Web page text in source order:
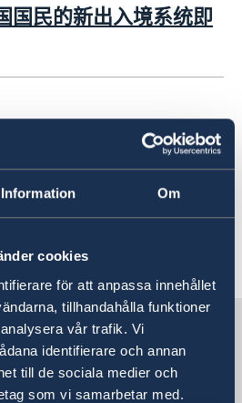
Information Om
cookies
för att anpassa innehållet
tillhandahålla funktioner
vår trafik. Vi
identifierare och annan
till de sociala medier och
som vi samarbetar med.
国民的新出入境系统即
... 53 54 »
领事馆
居留许可相关问题